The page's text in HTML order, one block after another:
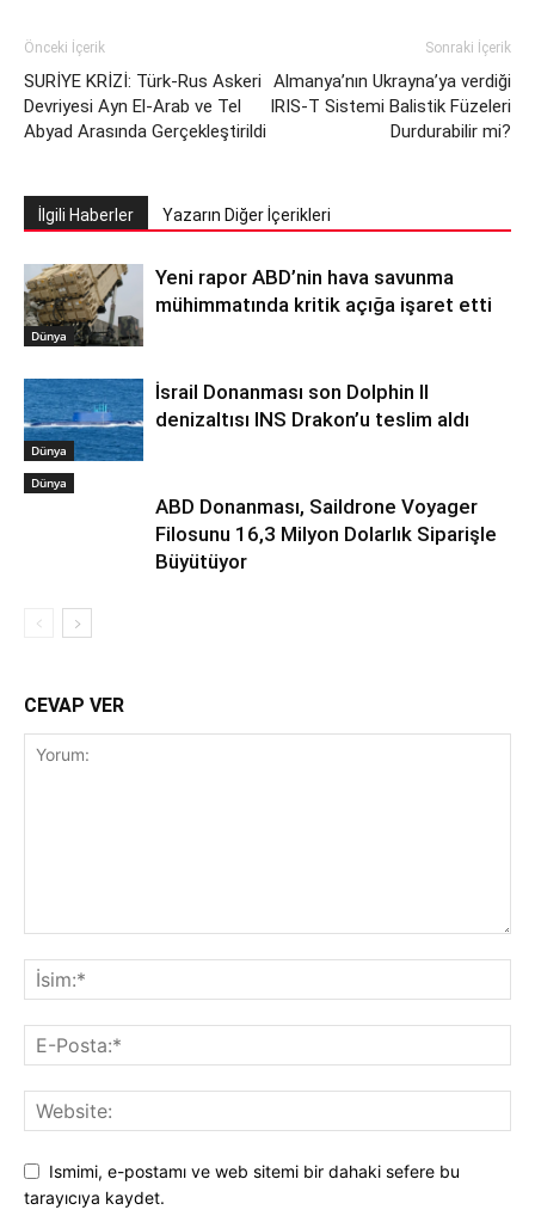
Önceki İçerik
SURİYE KRİZİ: Türk-Rus Askeri
Devriyesi Ayn El-Arab ve Tel
Abyad Arasında Gerçekleştirildi
Sonraki İçerik
Almanya’nın Ukrayna’ya verdiği
IRIS-T Sistemi Balistik Füzeleri
Durdurabilir mi?
İlgili Haberler Yazarın Diğer İçerikleri
Dünya
Yeni rapor ABD’nin hava savunma
mühimmatında kritik açığa işaret etti
Dünya
İsrail Donanması son Dolphin II
denizaltısı INS Drakon’u teslim aldı
Dünya
ABD Donanması, Saildrone Voyager
Filosunu 16,3 Milyon Dolarlık Siparişle
Büyütüyor
CEVAP VER
Ismimi, e-postamı ve web sitemi bir dahaki sefere bu
tarayıcıya kaydet.